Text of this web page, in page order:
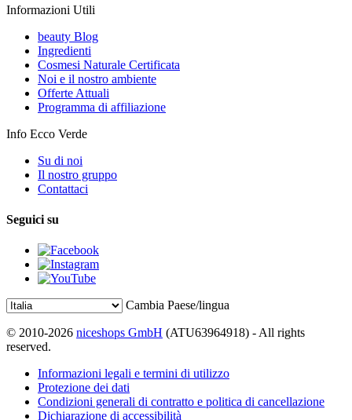
Informazioni Utili
beauty Blog
Ingredienti
Cosmesi Naturale Certificata
Noi e il nostro ambiente
Offerte Attuali
Programma di affiliazione
Info Ecco Verde
Su di noi
Il nostro gruppo
Contattaci
Seguici su
Cambia Paese/lingua
© 2010-2026 niceshops GmbH (ATU63964918) - All rights
reserved.
Informazioni legali e termini di utilizzo
Protezione dei dati
Condizioni generali di contratto e politica di cancellazione
Dichiarazione di accessibilità